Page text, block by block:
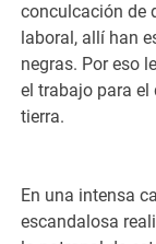
conculcación de
laboral, allí han
negras. Por eso
el trabajo para el
tierra.
En una intensa
escandalosa